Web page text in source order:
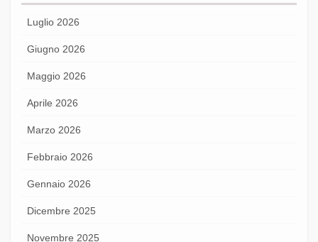
Luglio 2026
Giugno 2026
Maggio 2026
Aprile 2026
Marzo 2026
Febbraio 2026
Gennaio 2026
Dicembre 2025
Novembre 2025